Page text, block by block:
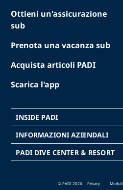
Ottieni un'assicurazione
sub
Prenota una vacanza sub
Acquista articoli PADI
Scarica l'app
INSIDE PADI
INFORMAZIONI AZIENDALI
PADI DIVE CENTER & RESORT
© PADI 2026 Privacy Moduli